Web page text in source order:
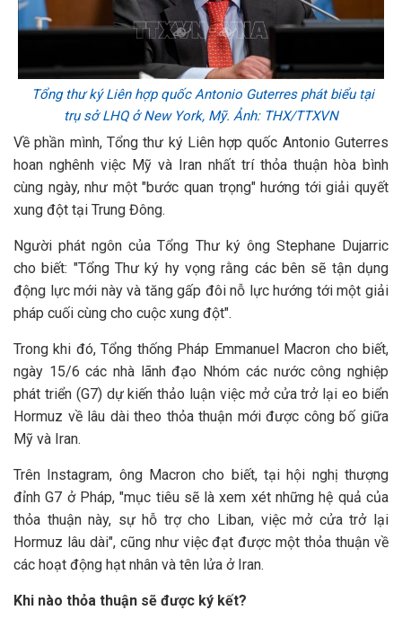
Tổng thư ký Liên hợp quốc Antonio Guterres phát biểu tại
trụ sở LHQ ở New York, Mỹ. Ảnh: THX/TTXVN
Về phần mình, Tổng thư ký Liên hợp quốc Antonio Guterres
hoan nghênh việc Mỹ và Iran nhất trí thỏa thuận hòa bình
cùng ngày, như một "bước quan trọng" hướng tới giải quyết
xung đột tại Trung Đông.
Người phát ngôn của Tổng Thư ký ông Stephane Dujarric
cho biết: "Tổng Thư ký hy vọng rằng các bên sẽ tận dụng
động lực mới này và tăng gấp đôi nỗ lực hướng tới một giải
pháp cuối cùng cho cuộc xung đột".
Trong khi đó, Tổng thống Pháp Emmanuel Macron cho biết,
ngày 15/6 các nhà lãnh đạo Nhóm các nước công nghiệp
phát triển (G7) dự kiến thảo luận việc mở cửa trở lại eo biển
Hormuz về lâu dài theo thỏa thuận mới được công bố giữa
Mỹ và Iran.
Trên Instagram, ông Macron cho biết, tại hội nghị thượng
đỉnh G7 ở Pháp, "mục tiêu sẽ là xem xét những hệ quả của
thỏa thuận này, sự hỗ trợ cho Liban, việc mở cửa trở lại
Hormuz lâu dài", cũng như việc đạt được một thỏa thuận về
các hoạt động hạt nhân và tên lửa ở Iran.
Khi nào thỏa thuận sẽ được ký kết?